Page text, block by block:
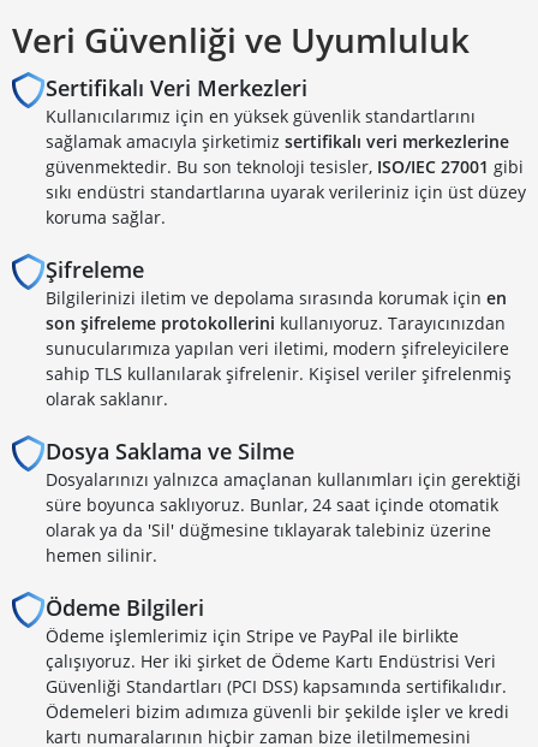
Veri Güvenliği ve Uyumluluk
Sertifikalı Veri Merkezleri
Kullanıcılarımız için en yüksek güvenlik standartlarını
sağlamak amacıyla şirketimiz sertifikalı veri merkezlerine
güvenmektedir. Bu son teknoloji tesisler, ISO/IEC 27001 gibi
sıkı endüstri standartlarına uyarak verileriniz için üst düzey
koruma sağlar.
Şifreleme
Bilgilerinizi iletim ve depolama sırasında korumak için en
son şifreleme protokollerini kullanıyoruz. Tarayıcınızdan
sunucularımıza yapılan veri iletimi, modern şifreleyicilere
sahip TLS kullanılarak şifrelenir. Kişisel veriler şifrelenmiş
olarak saklanır.
Dosya Saklama ve Silme
Dosyalarınızı yalnızca amaçlanan kullanımları için gerektiği
süre boyunca saklıyoruz. Bunlar, 24 saat içinde otomatik
olarak ya da 'Sil' düğmesine tıklayarak talebiniz üzerine
hemen silinir.
Ödeme Bilgileri
Ödeme işlemlerimiz için Stripe ve PayPal ile birlikte
çalışıyoruz. Her iki şirket de Ödeme Kartı Endüstrisi Veri
Güvenliği Standartları (PCI DSS) kapsamında sertifikalıdır.
Ödemeleri bizim adımıza güvenli bir şekilde işler ve kredi
kartı numaralarının hiçbir zaman bize iletilmemesini